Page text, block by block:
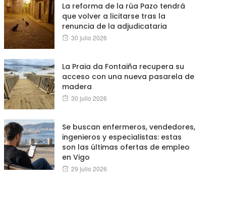
La reforma de la rúa Pazo tendrá
que volver a licitarse tras la
renuncia de la adjudicataria
Posted
30 julio 2026
La Praia da Fontaiña recupera su
acceso con una nueva pasarela de
madera
Posted
30 julio 2026
Se buscan enfermeros, vendedores,
ingenieros y especialistas: estas
son las últimas ofertas de empleo
en Vigo
Posted
29 julio 2026